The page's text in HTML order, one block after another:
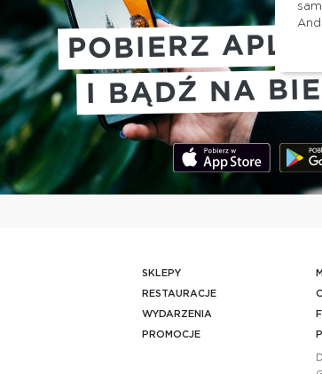
POBIERZ
I BĄDŹ NA
SKLEPY
RESTAURACJE
WYDARZENIA
PROMOCJE